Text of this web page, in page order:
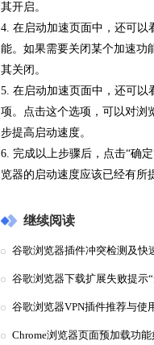
其开启。
4. 在启动加速页面中，还可以
能。如果需要关闭某个加速功
其关闭。
5. 在启动加速页面中，还可以
项。点击这个选项，可以对浏
步提高启动速度。
6. 完成以上步骤后，点击“确
览器的启动速度应该已经有所
继续阅读
谷歌浏览器插件冲突检测及快
谷歌浏览器VPN插件推荐与使
Chrome浏览器页面预加载功